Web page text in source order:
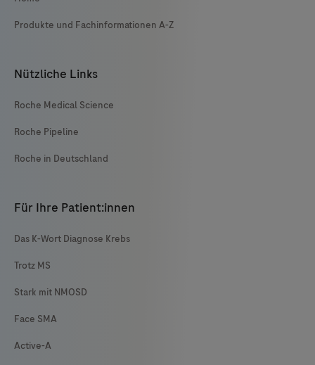
Produkte und Fachinformationen A-Z
Nützliche Links
Roche Medical Science
Roche Pipeline
Roche in Deutschland
Für Ihre Patient:innen
Das K-Wort Diagnose Krebs
Trotz MS
Stark mit NMOSD
Face SMA
Active-A